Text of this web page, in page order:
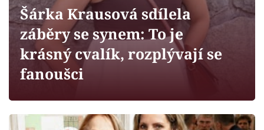
Sledujte prima+
Filmový festival Karlovy Vary
Mámy sobě
Šárka Krausová sdílela
záběry se synem: To je
krásný cvalík, rozplývají se
fanoušci